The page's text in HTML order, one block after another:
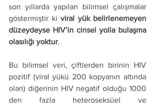
son yıllarda yapılan bilimsel çalışmalar
göstermiştir ki viral yük belirlenemeyen
düzeydeyse HIV’in cinsel yolla bulaşma
olasılığı yoktur.
Bu bilimsel veri, çiftlerden birinin HIV
pozitif (viral yükü 200 kopyanın altında
olan) diğerinin HIV negatif olduğu 1000
den fazla heteroseksüel ve